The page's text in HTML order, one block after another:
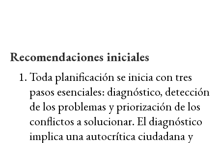
Recomendaciones iniciales
Toda planificación se inicia con tres
pasos esenciales: diagnóstico, detección
de los problemas y priorización de los
conflictos a solucionar. El diagnóstico
implica una autocrítica ciudadana y